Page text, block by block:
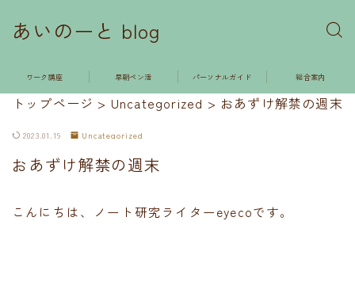
あいのーと blog
ワーク講座 早朝ペン活 パーソナルガイド 総合案内
トップページ > Uncategorized > おあずけ解禁の週末
2023.01.19 Uncategorized
おあずけ解禁の週末
こんにちは、ノート研究ライターeyecoです。